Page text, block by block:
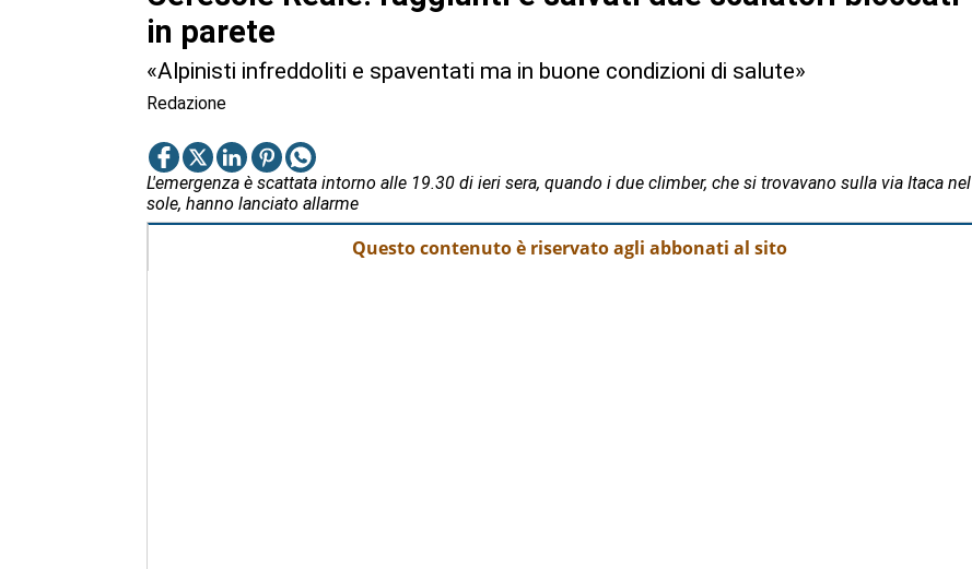
in parete
«Alpinisti infreddoliti e spaventati ma in buone condizioni di salute»
Redazione
L'emergenza è scattata intorno alle 19.30 di ieri sera, quando i due climber, che si trovavano sulla via Itaca nel
sole, hanno lanciato allarme
Questo contenuto è riservato agli abbonati al sito